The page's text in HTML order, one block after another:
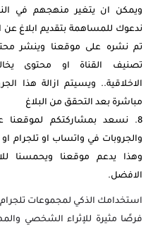
ويمكن ان يتغير منهجهم في
ندعوك للمساهمة بتقديم ابلاغ عن
تم نشره على موقعنا وينشر
تصنيف القناة او محتوى
الاخلاقية.. ويسيتم ازالة هذا
مباشرة بعد التحقق من البلاغ
نسعد بمشاركتكم لموقعنا
والجروبات في واتساب او تلجرام
وهذا يدعم موقعنا ويحمسنا
الافضل.
استخدامك الذكي لمجموعات
فرصًا مثيرة للإثراء الشخصي